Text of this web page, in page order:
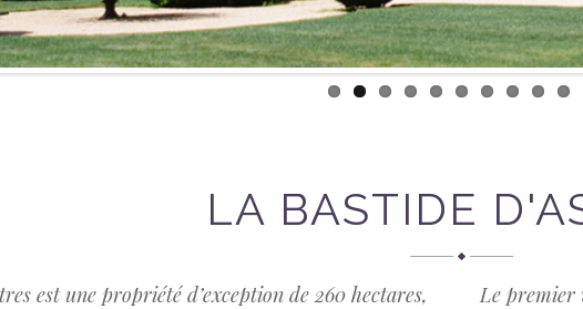
LA BASTIDE
est une propriété d’exception de 260 hectares,
Le premier